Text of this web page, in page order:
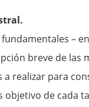
–
breve de las
a realizar para
objetivo de cada